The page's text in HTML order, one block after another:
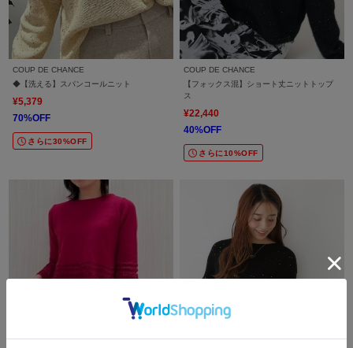
COUP DE CHANCE
◆【洗える】スパンコールニット
¥5,379
70%OFF
さらに30%OFF
COUP DE CHANCE
【フォックス混】ショート丈ニットトップ
ス
¥22,440
40%OFF
さらに10%OFF